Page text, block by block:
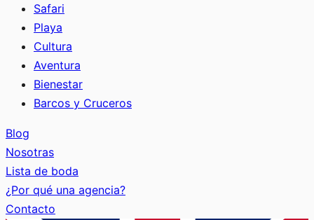
Safari
Playa
Cultura
Aventura
Bienestar
Barcos y Cruceros
Blog
Nosotras
Lista de boda
¿Por qué una agencia?
Contacto